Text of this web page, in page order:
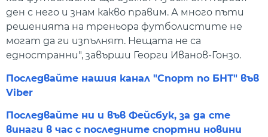
ден с него и знам какво правим. А много пъти
решенията на треньора футболистите не
могат да ги изпълнят. Нещата не са
едностранни", завърши Георги Иванов-Гонзо.
Последвайте нашия канал "Спорт по БНТ" във
Viber
Последвайте ни и във Фейсбук, за да сте
винаги в час с последните спортни новини